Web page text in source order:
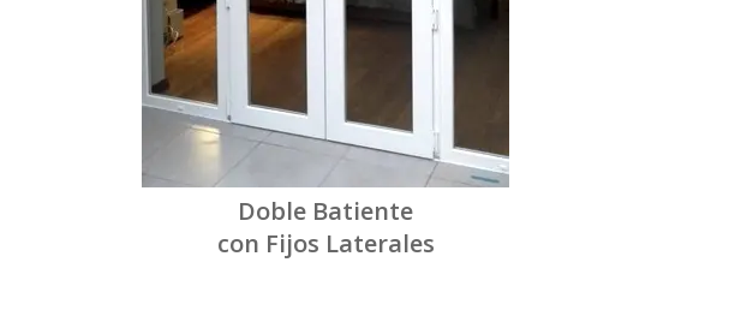
Doble Batiente
con Fijos Laterales